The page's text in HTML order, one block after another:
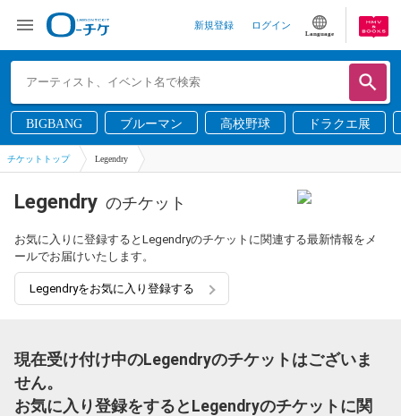
新規登録 ログイン
Language
BIGBANG ブルーマン 高校野球 ドラクエ展
チケットトップ Legendry
Legendry のチケット
お気に入りに登録するとLegendryのチケットに関連する最新情報をメ
ールでお届けいたします。
Legendryをお気に入り登録する
現在受け付け中のLegendryのチケットはございま
せん。
お気に入り登録をするとLegendryのチケットに関